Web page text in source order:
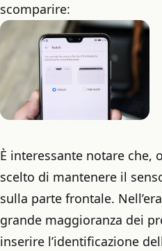
scomparire:
È interessante notare che,
scelto di mantenere il
sulla parte frontale.
grande maggioranza dei
inserire l’identificazione